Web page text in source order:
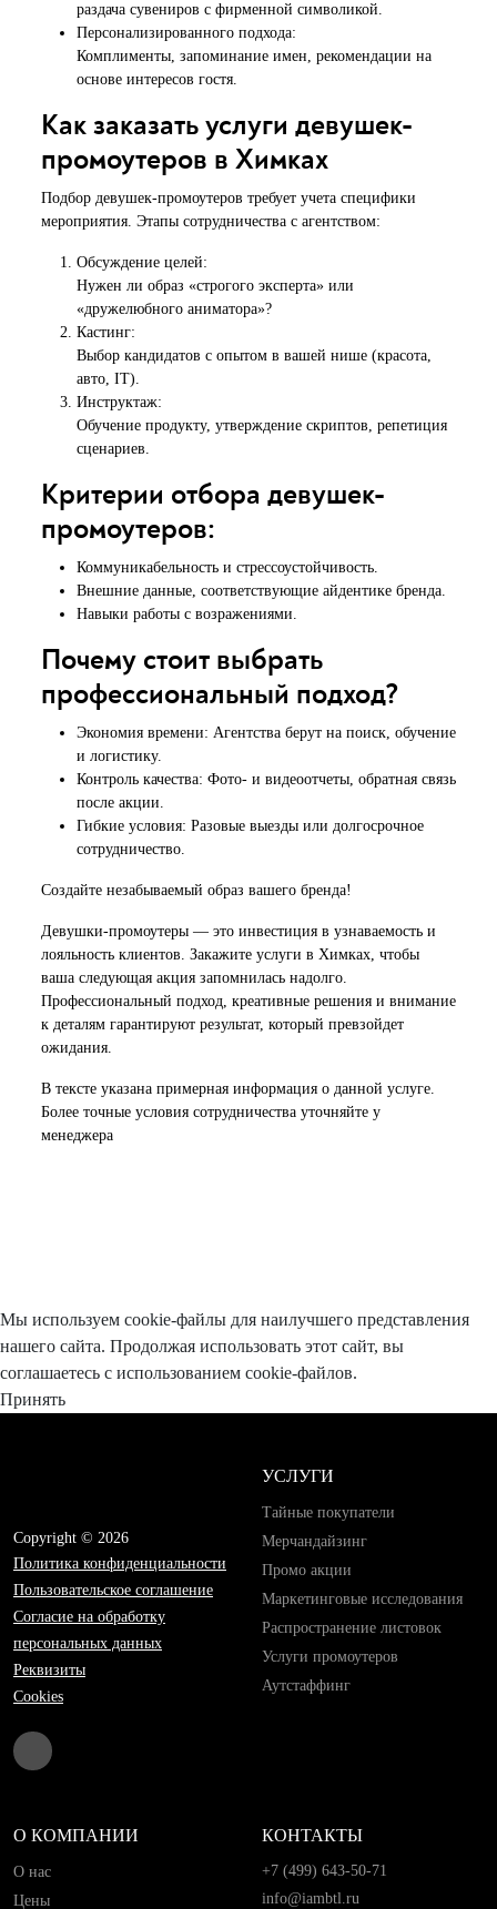
раздача сувениров с фирменной символикой.
Персонализированного подхода:
Комплименты, запоминание имен, рекомендации на
основе интересов гостя.
Как заказать услуги девушек-
промоутеров в Химках
Подбор девушек-промоутеров требует учета специфики
мероприятия. Этапы сотрудничества с агентством:
Обсуждение целей:
Нужен ли образ «строгого эксперта» или
«дружелюбного аниматора»?
Кастинг:
Выбор кандидатов с опытом в вашей нише (красота,
авто, IT).
Инструктаж:
Обучение продукту, утверждение скриптов, репетиция
сценариев.
Критерии отбора девушек-
промоутеров:
Коммуникабельность и стрессоустойчивость.
Внешние данные, соответствующие айдентике бренда.
Навыки работы с возражениями.
Почему стоит выбрать
профессиональный подход?
Экономия времени: Агентства берут на поиск, обучение
и логистику.
Контроль качества: Фото- и видеоотчеты, обратная связь
после акции.
Гибкие условия: Разовые выезды или долгосрочное
сотрудничество.
Создайте незабываемый образ вашего бренда!
Девушки-промоутеры — это инвестиция в узнаваемость и
лояльность клиентов. Закажите услуги в Химках, чтобы
ваша следующая акция запомнилась надолго.
Профессиональный подход, креативные решения и внимание
к деталям гарантируют результат, который превзойдет
ожидания.
В тексте указана примерная информация о данной услуге.
Более точные условия сотрудничества уточняйте у
менеджера
Мы используем cookie-файлы для наилучшего представления
нашего сайта. Продолжая использовать этот сайт, вы
соглашаетесь с использованием cookie-файлов.
Принять
Copyright © 2026
Политика конфиденциальности
Пользовательское соглашение
Согласие на обработку
персональных данных
Реквизиты
Cookies
УСЛУГИ
Тайные покупатели
Мерчандайзинг
Промо акции
Маркетинговые исследования
Распространение листовок
Услуги промоутеров
Аутстаффинг
О КОМПАНИИ
О нас
Цены
КОНТАКТЫ
+7 (499) 643-50-71
info@iambtl.ru